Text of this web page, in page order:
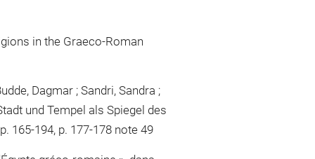
in the Graeco-Roman
Dagmar ; Sandri, Sandra ;
und Tempel als Spiegel des
165-194, p. 177-178 note 49